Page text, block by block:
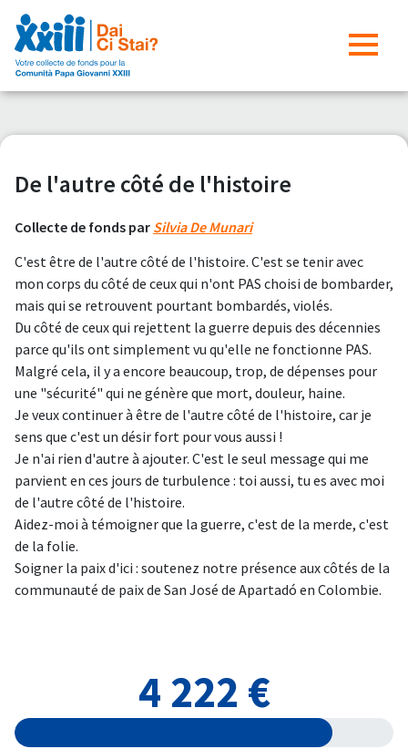
De l'autre côté de l'histoire
Collecte de fonds par Silvia De Munari
C'est être de l'autre côté de l'histoire. C'est se tenir avec
mon corps du côté de ceux qui n'ont PAS choisi de bombarder,
mais qui se retrouvent pourtant bombardés, violés.
Du côté de ceux qui rejettent la guerre depuis des décennies
parce qu'ils ont simplement vu qu'elle ne fonctionne PAS.
Malgré cela, il y a encore beaucoup, trop, de dépenses pour
une "sécurité" qui ne génère que mort, douleur, haine.
Je veux continuer à être de l'autre côté de l'histoire, car je
sens que c'est un désir fort pour vous aussi !
Je n'ai rien d'autre à ajouter. C'est le seul message qui me
parvient en ces jours de turbulence : toi aussi, tu es avec moi
de l'autre côté de l'histoire.
Aidez-moi à témoigner que la guerre, c'est de la merde, c'est
de la folie.
Soigner la paix d'ici : soutenez notre présence aux côtés de la
communauté de paix de San José de Apartadó en Colombie.
4 222 €